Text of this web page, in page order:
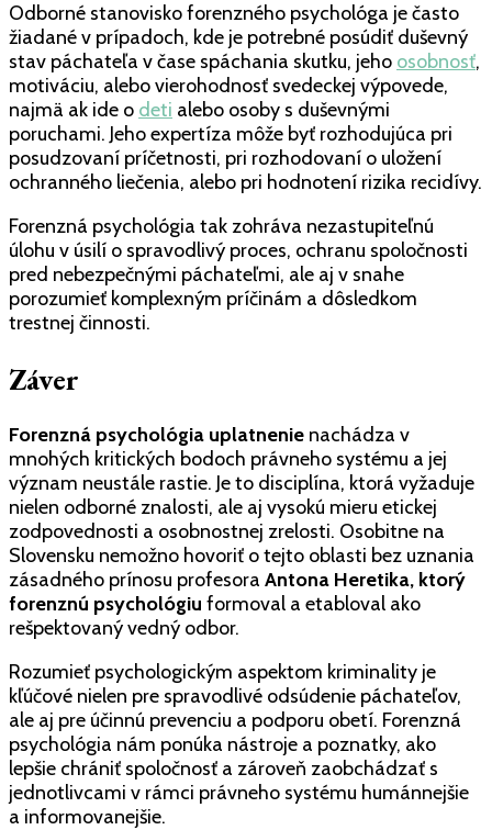
Odborné stanovisko forenzného psychológa je často
žiadané v prípadoch, kde je potrebné posúdiť duševný
stav páchateľa v čase spáchania skutku, jeho osobnosť,
motiváciu, alebo vierohodnosť svedeckej výpovede,
najmä ak ide o deti alebo osoby s duševnými
poruchami. Jeho expertíza môže byť rozhodujúca pri
posudzovaní príčetnosti, pri rozhodovaní o uložení
ochranného liečenia, alebo pri hodnotení rizika recidívy.
Forenzná psychológia tak zohráva nezastupiteľnú
úlohu v úsilí o spravodlivý proces, ochranu spoločnosti
pred nebezpečnými páchateľmi, ale aj v snahe
porozumieť komplexným príčinám a dôsledkom
trestnej činnosti.
Záver
Forenzná psychológia uplatnenie nachádza v
mnohých kritických bodoch právneho systému a jej
význam neustále rastie. Je to disciplína, ktorá vyžaduje
nielen odborné znalosti, ale aj vysokú mieru etickej
zodpovednosti a osobnostnej zrelosti. Osobitne na
Slovensku nemožno hovoriť o tejto oblasti bez uznania
zásadného prínosu profesora Antona Heretika, ktorý
forenznú psychológiu formoval a etabloval ako
rešpektovaný vedný odbor.
Rozumieť psychologickým aspektom kriminality je
kľúčové nielen pre spravodlivé odsúdenie páchateľov,
ale aj pre účinnú prevenciu a podporu obetí. Forenzná
psychológia nám ponúka nástroje a poznatky, ako
lepšie chrániť spoločnosť a zároveň zaobchádzať s
jednotlivcami v rámci právneho systému humánnejšie
a informovanejšie.